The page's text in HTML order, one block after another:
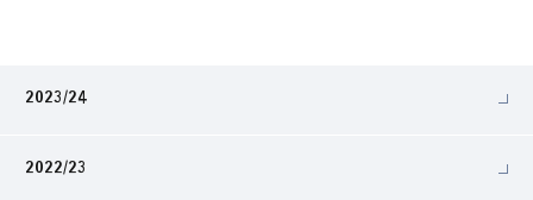
2023/24
2022/23